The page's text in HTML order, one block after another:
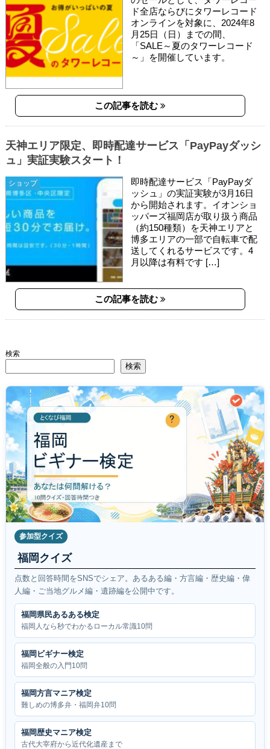
ド全店ならびにタワーレコード
オンラインを対象に、2024年8
月25日（日）までの間、
「SALE～夏のタワーレコード
～」を開催しています。
この記事を読む
ショップ
天神エリア限定、即時配達サービス「PayPayダッシ
ュ」実証実験スタート！
即時配達サービス「PayPayダ
ッシュ」の実証実験が3月16日
から開始されます。イオンショ
ッパーズ福岡店が取り扱う商品
（約150種類）を天神エリアと
博多エリアの一部で自転車で配
送してくれるサービスです。4
月以降は有料です […]
この記事を読む
検索
検索
参加型クイズ
福岡クイズ
点数と回答時間をSNSでシェア。あるある編・方言編・歴史編・偉
人編・ご当地グルメ編・遺跡編を公開中です。
福岡県民あるある検定
福岡人なら秒でわかるローカル常識10問
福岡ビギナー検定
福岡全般の入門10問
福岡方言マニア検定
難しめの博多弁・福岡弁10問
福岡歴史マニア検定
古代大宰府から近代化遺産まで